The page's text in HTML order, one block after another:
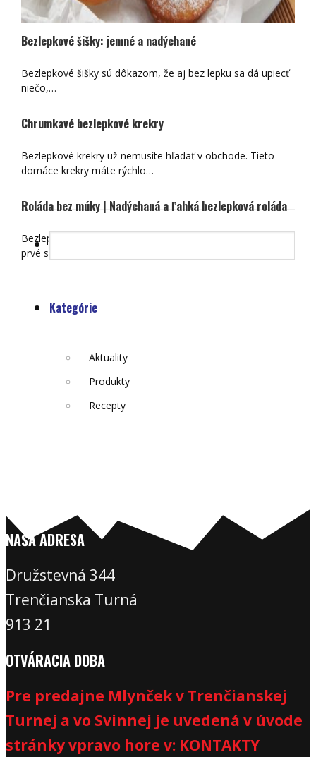
Bezlepkové šišky: jemné a nadýchané
Bezlepkové šišky sú dôkazom, že aj bez lepku sa dá upiecť
niečo,…
Chrumkavé bezlepkové krekry
Bezlepkové krekry už nemusíte hľadať v obchode. Tieto
domáce krekry máte rýchlo…
Roláda bez múky | Nadýchaná a ľahká bezlepková roláda
Bezlepková roláda je sladký dezert, ktorý si zamilujete na
prvé sústo. Nadýchané…
Kategórie
Aktuality
Produkty
Recepty
NAŠA ADRESA
Družstevná 344
Trenčianska Turná
913 21
OTVÁRACIA DOBA
Pre predajne Mlynček v Trenčianskej
Turnej a vo Svinnej je uvedená v úvode
stránky vpravo hore v: KONTAKTY